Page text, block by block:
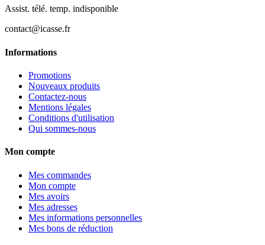
Assist. télé. temp. indisponible
contact@icasse.fr
Informations
Promotions
Nouveaux produits
Contactez-nous
Mentions légales
Conditions d'utilisation
Qui sommes-nous
Mon compte
Mes commandes
Mon compte
Mes avoirs
Mes adresses
Mes informations personnelles
Mes bons de réduction